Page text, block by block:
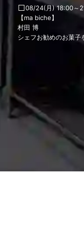
08/24(月) 18:00～
【ma biche】
村田 博
シェフお勧めのお菓子